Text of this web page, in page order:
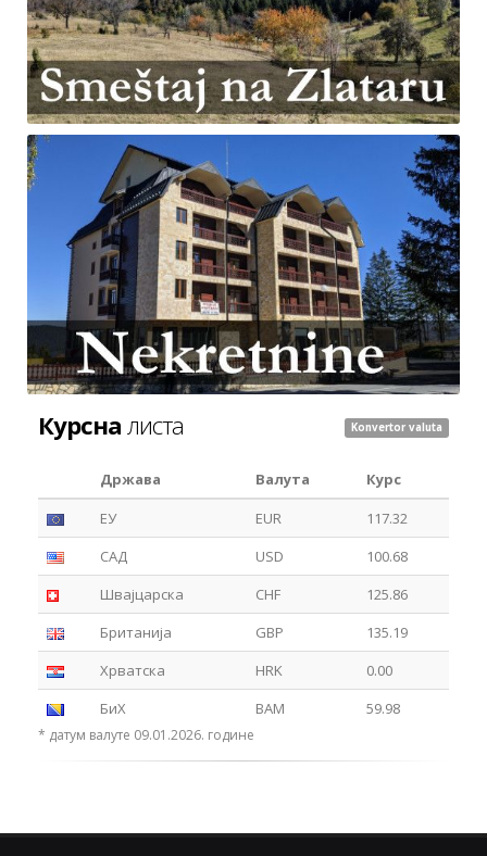
Курсна листа Konvertor valuta
Држава Валута
Курс
ЕУ
EUR
117.32
САД
USD
100.68
Швајцарска
CHF
125.86
Британија
GBP
135.19
Хрватска
HRK
0.00
БиХ
BAM 59.98
* датум валуте 09.01.2026. године